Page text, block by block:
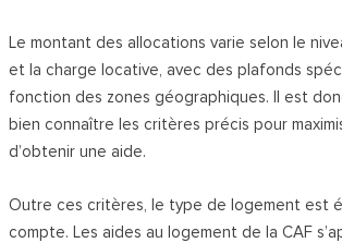
Le montant des allocations varie selon le
et la charge locative, avec des plafonds
fonction des zones géographiques. Il est
bien connaître les critères précis pour
d’obtenir une aide.
Outre ces critères, le type de logement est
compte. Les aides au logement de la CAF